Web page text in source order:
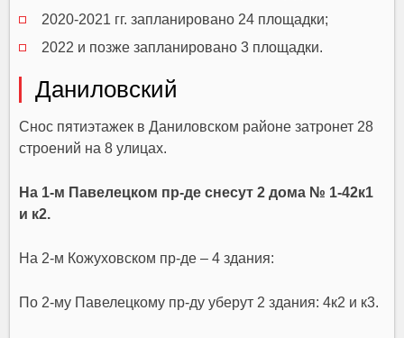
2020-2021 гг. запланировано 24 площадки;
2022 и позже запланировано 3 площадки.
Даниловский
Снос пятиэтажек в Даниловском районе затронет 28
строений на 8 улицах.
На 1-м Павелецком пр-де снесут 2 дома № 1-42к1
и к2.
На 2-м Кожуховском пр-де – 4 здания:
По 2-му Павелецкому пр-ду уберут 2 здания: 4к2 и к3.